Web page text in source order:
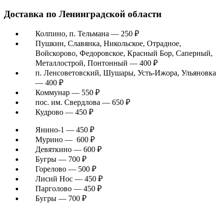
Доставка по Ленинградской области
Колпино, п. Тельмана — 250 ₽
Пушкин, Славянка, Никольское, Отрадное,
Войскорово, Федоровское, Красный Бор, Саперный,
Металлострой, Понтонный — 400 ₽
п. Ленсоветовский, Шушары, Усть-Ижора, Ульяновка
— 400 ₽
Коммунар — 550 ₽
пос. им. Свердлова — 650 ₽
Кудрово — 450 ₽
Янино-1 — 450 ₽
Мурино — 600 ₽
Девяткино — 600 ₽
Бугры — 700 ₽
Горелово — 500 ₽
Лисий Нос — 450 ₽
Парголово — 450 ₽
Бугры — 700 ₽